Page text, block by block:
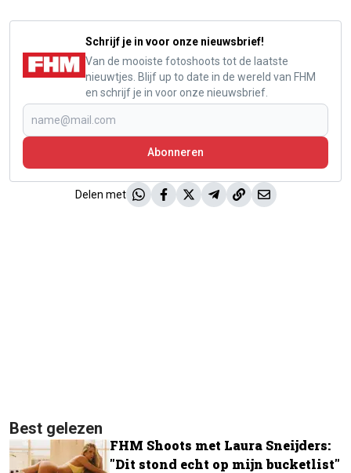
Schrijf je in voor onze nieuwsbrief!
Van de mooiste fotoshoots tot de laatste
nieuwtjes. Blijf up to date in de wereld van FHM
en schrijf je in voor onze nieuwsbrief.
Abonneren
Delen met
Best gelezen
FHM Shoots met Laura Sneijders:
"Dit stond echt op mijn bucketlist"